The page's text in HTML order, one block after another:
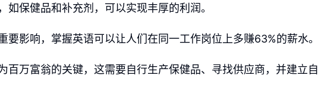
如保健品和补充剂，可以实现丰厚的利润。
要影响，掌握英语可以让人们在同一工作岗位上多赚63%的薪水。
百万富翁的关键，这需要自行生产保健品、寻找供应商，并建立自